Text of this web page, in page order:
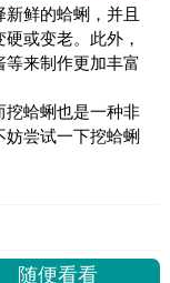
鲜的蛤蜊，并且
或变老。此外，
来制作更加丰富
挖蛤蜊也是一种非
尝试一下挖蛤蜊